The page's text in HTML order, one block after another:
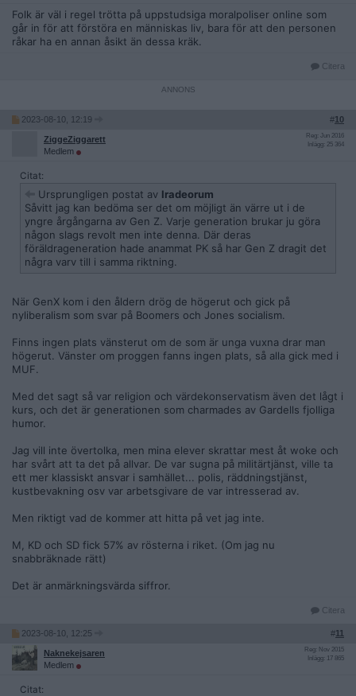
Folk är väl i regel trötta på uppstudsiga moralpoliser online som
går in för att förstöra en människas liv, bara för att den personen
råkar ha en annan åsikt än dessa kräk.
Citera
2023-08-10, 12:19 #10
ZiggeZiggarett
Medlem
Reg: Jun 2016
Inlägg: 25 364
Citat:
Ursprungligen postat av Iradeorum
Såvitt jag kan bedöma ser det om möjligt än värre ut i de
yngre årgångarna av Gen Z. Varje generation brukar ju göra
någon slags revolt men inte denna. Där deras
föräldrageneration hade anammat PK så har Gen Z dragit det
några varv till i samma riktning.
När GenX kom i den åldern drög de högerut och gick på
nyliberalism som svar på Boomers och Jones socialism.
Finns ingen plats vänsterut om de som är unga vuxna drar man
högerut. Vänster om proggen fanns ingen plats, så alla gick med i
MUF.
Med det sagt så var religion och värdekonservatism även det lågt i
kurs, och det är generationen som charmades av Gardells fjolliga
humor.
Jag vill inte övertolka, men mina elever skrattar mest åt woke och
har svårt att ta det på allvar. De var sugna på militärtjänst, ville ta
ett mer klassiskt ansvar i samhället... polis, räddningstjänst,
kustbevakning osv var arbetsgivare de var intresserad av.
Men riktigt vad de kommer att hitta på vet jag inte.
M, KD och SD fick 57% av rösterna i riket. (Om jag nu
snabbräknade rätt)
Det är anmärkningsvärda siffror.
Citera
2023-08-10, 12:25 #11
Naknekejsaren
Medlem
Reg: Nov 2015
Inlägg: 17 865
Citat: